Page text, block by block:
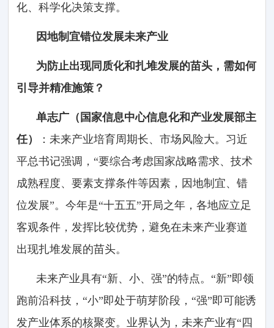
化、科学化决策支撑。
因地制宜错位发展未来产业
为防止出现同质化和扎堆发展的苗头，需如何
引导并精准施策？
单志广（国家信息中心信息化和产业发展部主
任）
：未来产业培育周期长、市场风险大。习近
平总书记强调，“要综合考虑国家战略需求、技术
成熟程度、要素支撑条件等因素，因地制宜、错
位发展”。今年是“十五五”开局之年，各地应立足
客观条件，发挥比较优势，避免在未来产业赛道
出现扎堆发展的苗头。
未来产业具有“新、小、强”的特点。“新”即领
跑前沿科技，“小”即处于萌芽阶段，“强”即可能诱
发产业体系的核聚变。业界认为，未来产业有“四